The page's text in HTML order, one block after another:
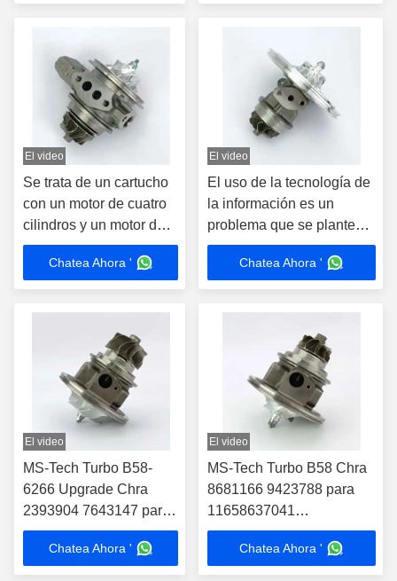
invernadero, que es el
invernadero.
2U000, 28231-2U010
Kia Sportage
El video
Se trata de un cartucho
con un motor de cuatro
cilindros y un motor de
cuatro cilindros, con un
motor de cuatro cilindros
y un motor de cuatro
cilindros.
Chatea Ahora '
El video
El uso de la tecnología de
la información es un
problema que se plantea
en la mayoría de los
países.Chatea Ahora '
El video
MS-Tech Turbo B58-
6266 Upgrade Chra
2393904 7643147 para
11658637041
11652397070
Turbocompresor para
Chatea Ahora '
El video
MS-Tech Turbo B58 Chra
8681166 9423788 para
11658637041
11652397070
Turbocompresor para
BMW 340i 440i 540i 740i
Chatea Ahora '